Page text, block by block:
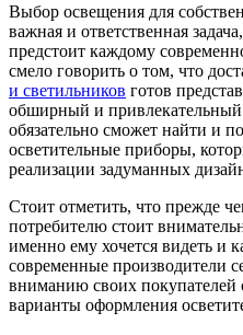
Выбор освещения для
важная и ответственная
предстоит каждому
смело говорить о том, что
и светильников готов
обширный и
обязательно сможет найти и
осветительные приборы,
реализации задуманных
Стоит отметить, что прежде
потребителю стоит
именно ему хочется видеть и
современные производители
вниманию своих
варианты оформления